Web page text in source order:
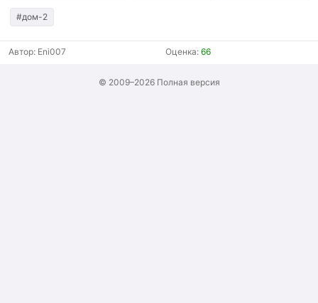
#дом-2
Автор: Eni007 Оценка: 66
© 2009–2026 Полная версия